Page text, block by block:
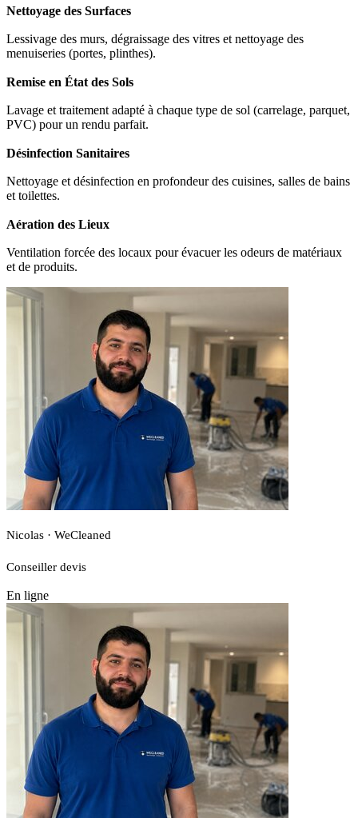
Nettoyage des Surfaces
Lessivage des murs, dégraissage des vitres et nettoyage des
menuiseries (portes, plinthes).
Remise en État des Sols
Lavage et traitement adapté à chaque type de sol (carrelage, parquet,
PVC) pour un rendu parfait.
Désinfection Sanitaires
Nettoyage et désinfection en profondeur des cuisines, salles de bains
et toilettes.
Aération des Lieux
Ventilation forcée des locaux pour évacuer les odeurs de matériaux
et de produits.
Nicolas · WeCleaned
Conseiller devis
En ligne